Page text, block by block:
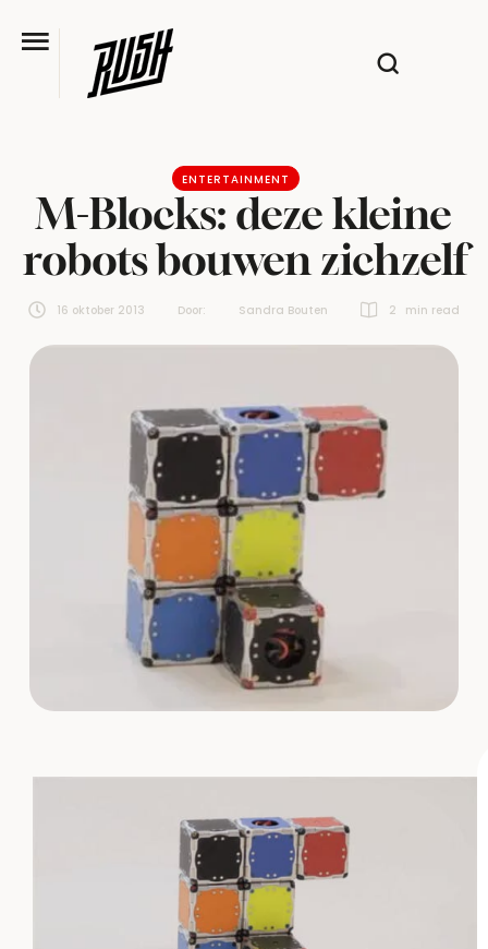
ENTERTAINMENT
M-Blocks: deze kleine
robots bouwen zichzelf
16 oktober 2013 Door: Sandra Bouten 2 min read